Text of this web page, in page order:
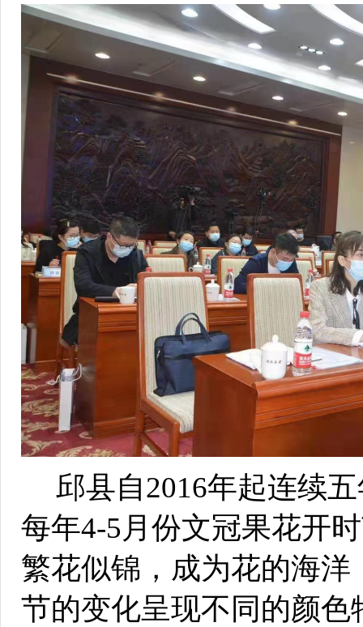
邱县自2016年起连续
每年4-5月份文冠果花开
繁花似锦，成为花的海
节的变化呈现不同的颜